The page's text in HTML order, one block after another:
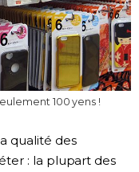
100 yens !
qualité des
: la plupart des